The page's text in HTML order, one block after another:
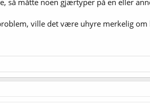
så måtte noen gjærtyper på en eller
ville det være uhyre merkelig